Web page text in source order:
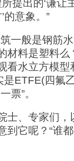
提出的‘谦让
的意象。”
般是钢筋水
材料是塑料么
看水立方模
是ETFE(四氟
票”。
、专家们，
到它呢？“谁